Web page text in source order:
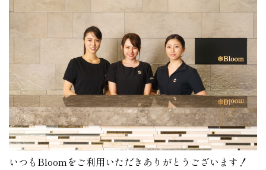
いつもBloomをご利用いただきありがとうございます！